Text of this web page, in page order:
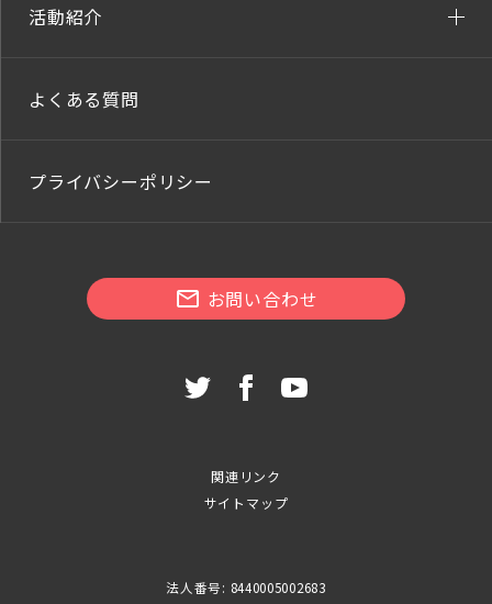
活動紹介
よくある質問
プライバシーポリシー
お問い合わせ
関連リンク
サイトマップ
法人番号: 8440005002683